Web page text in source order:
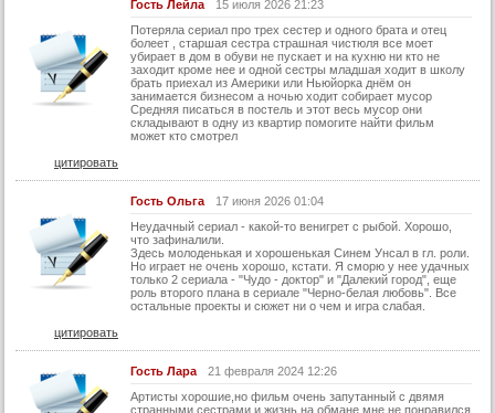
Гость Лейла
15 июля 2026 21:23
Потеряла сериал про трех сестер и одного брата и отец
болеет , старшая сестра страшная чистюля все моет
убирает в дом в обуви не пускает и на кухню ни кто не
заходит кроме нее и одной сестры младшая ходит в школу
брать приехал из Америки или Ньюйорка днём он
занимается бизнесом а ночью ходит собирает мусор
Средняя писаться в постель и этот весь мусор они
складывают в одну из квартир помогите найти фильм
может кто смотрел
цитировать
Гость Ольга
17 июня 2026 01:04
Неудачный сериал - какой-то венигрет с рыбой. Хорошо,
что зафиналили.
Здесь молоденькая и хорошенькая Синем Унсал в гл. роли.
Но играет не очень хорошо, кстати. Я сморю у нее удачных
только 2 сериала - "Чудо - доктор" и "Далекий город", еще
роль второго плана в сериале "Черно-белая любовь". Все
остальные проекты и сюжет ни о чем и игра слабая.
цитировать
Гость Лара
21 февраля 2024 12:26
Артисты хорошие,но фильм очень запутанный с двямя
странными сестрами и жизнь на обмане,мне не понравился